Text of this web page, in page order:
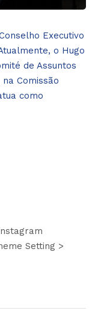
Executivo
o Hugo
de Assuntos
Comissão
como
Setting >